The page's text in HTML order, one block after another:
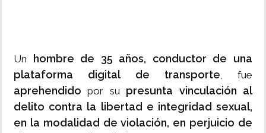
Un
hombre de 35 años, conductor de una
plataforma digital de transporte, fue
aprehendido por su presunta vinculación al
delito contra la libertad e integridad sexual,
en la modalidad de violación, en perjuicio de